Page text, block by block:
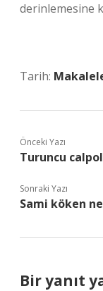
derinlemesine
Tarih:
Önceki Yazı
Turuncu
Sonraki Yazı
Sami köken
Bir yanıt